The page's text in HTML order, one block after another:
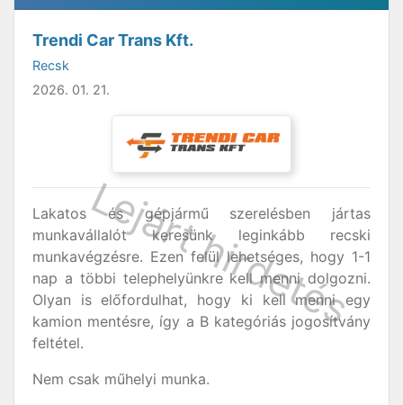
Trendi Car Trans Kft.
Recsk
2026. 01. 21.
Lakatos és gépjármű szerelésben jártas
munkavállalót keresünk leginkább recski
munkavégzésre. Ezen felül lehetséges, hogy 1-1
nap a többi telephelyünkre kell menni dolgozni.
Olyan is előfordulhat, hogy ki kell menni egy
kamion mentésre, így a B kategóriás jogosítvány
feltétel.
Nem csak műhelyi munka.